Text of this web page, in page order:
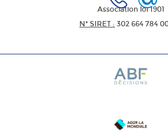
Association loi 1901
N* SIRET : 302 664 784